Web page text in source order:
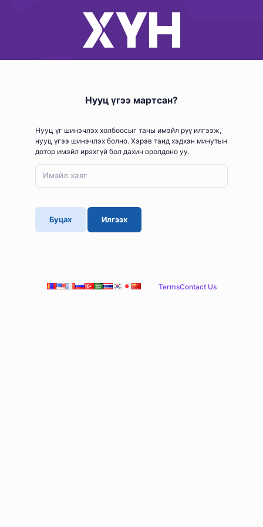
Нууц үгээ мартсан?
Нууц үг шинэчлэх холбоосыг таны имэйл рүү илгээж,
нууц үгээ шинэчлэх болно. Хэрэв танд хэдхэн минутын
дотор имэйл ирэхгүй бол дахин оролдоно уу.
Буцах Илгээх
TermsContact Us